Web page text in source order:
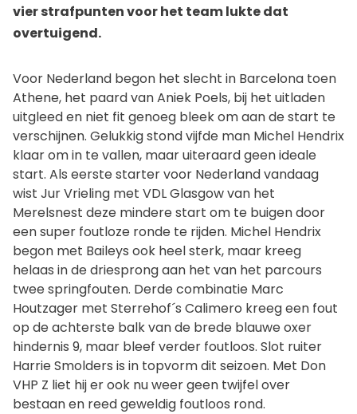
vier strafpunten voor het team lukte dat
overtuigend.
Voor Nederland begon het slecht in Barcelona toen
Athene, het paard van Aniek Poels, bij het uitladen
uitgleed en niet fit genoeg bleek om aan de start te
verschijnen. Gelukkig stond vijfde man Michel Hendrix
klaar om in te vallen, maar uiteraard geen ideale
start. Als eerste starter voor Nederland vandaag
wist Jur Vrieling met VDL Glasgow van het
Merelsnest deze mindere start om te buigen door
een super foutloze ronde te rijden. Michel Hendrix
begon met Baileys ook heel sterk, maar kreeg
helaas in de driesprong aan het van het parcours
twee springfouten. Derde combinatie Marc
Houtzager met Sterrehof´s Calimero kreeg een fout
op de achterste balk van de brede blauwe oxer
hindernis 9, maar bleef verder foutloos. Slot ruiter
Harrie Smolders is in topvorm dit seizoen. Met Don
VHP Z liet hij er ook nu weer geen twijfel over
bestaan en reed geweldig foutloos rond.